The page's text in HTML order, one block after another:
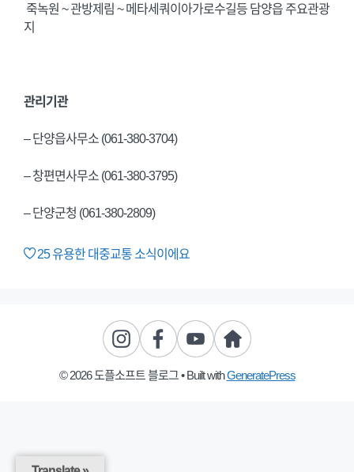
죽녹원 ~ 관방제림 ~ 메타세쿼이아가로수길등 담양읍 주요관광
지
관리기관
– 단양읍사무소 (061-380-3704)
– 창편면사무소 (061-380-3795)
– 단양군청 (061-380-2809)
25유용한 대중교통 소식이에요
© 2026 도플소프트 블로그• Built withGeneratePress